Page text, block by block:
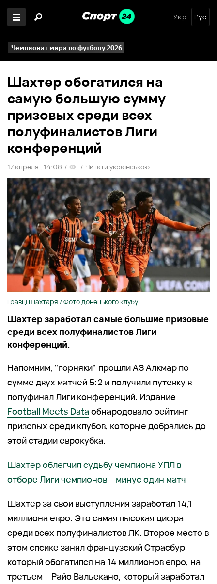
Укр Рус
Чемпионат мира по футболу 2026
Шахтер обогатился на
самую большую сумму
призовых среди всех
полуфиналистов Лиги
конференций
17 апреля , 14:08 / / Читати українською
Гравці Шахтаря / Фото донецького клубу
Шахтер заработал самые большие призовые
среди всех полуфиналистов Лиги
конференций.
Напомним, "горняки" прошли АЗ Алкмар по
сумме двух матчей 5:2 и получили путевку в
полуфинал Лиги конференций. Издание
Football Meets Data обнародовало рейтинг
призовых среди клубов, которые добрались до
этой стадии еврокубка.
Шахтер облегчил судьбу чемпиона УПЛ в
отборе Лиги чемпионов – минус один матч
Шахтер за свои выступления заработал 14,1
миллиона евро. Это самая высокая цифра
среди всех полуфиналистов ЛК. Второе место в
этом спсике занял французский Страсбур,
который обогатился на 14 миллионов евро, на
третьем – Райо Вальекано, который заработал